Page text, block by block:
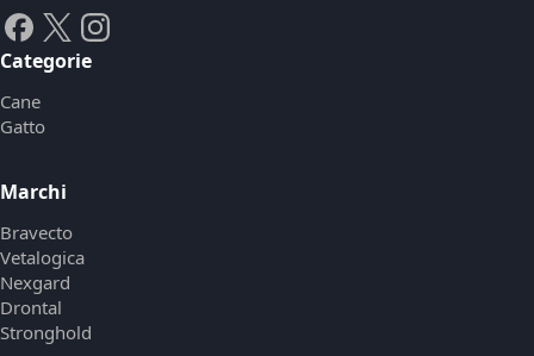
Categorie
Cane
Gatto
Marchi
Bravecto
Vetalogica
Nexgard
Drontal
Stronghold